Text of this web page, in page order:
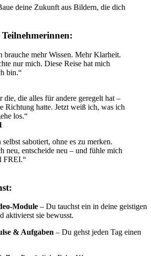
deine Zukunft aus Bildern, die dich
brauche mehr Wissen. Mehr Klarheit.
nur mich. Diese Reise hat mich
bin.“
die, die alles für andere geregelt hat –
Richtung hatte. Jetzt weiß ich, was ich
los.“
sabotiert, ohne es zu merken.
neu, entscheide neu – und fühle mich
FREI.“
Module – Du tauchst ein in deine geistigen
aktivierst sie bewusst.
& Aufgaben – Du gehst jeden Tag einen